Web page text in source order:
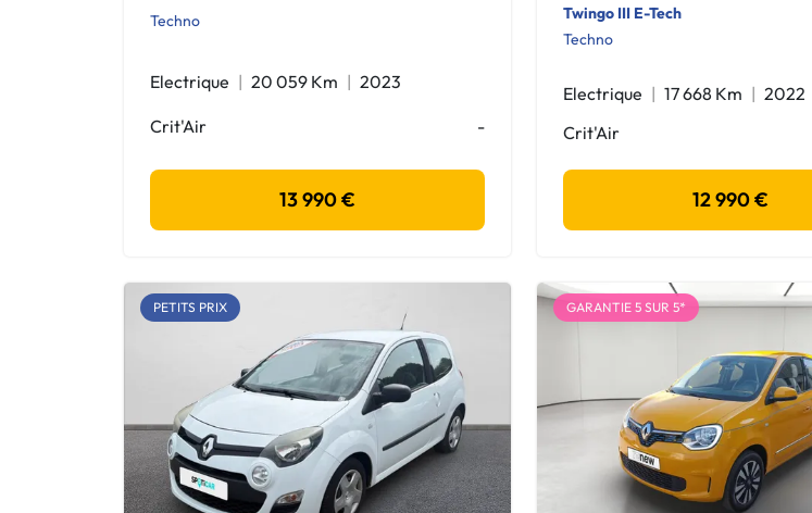
Techno
Electrique 20 059 Km 2023
Crit'Air -
13 990 €
Twingo III E-Tech
Techno
Electrique 17 668 Km
2022
Crit'Air
12 990 €
PETITS PRIX GARANTIE 5 SUR 5*